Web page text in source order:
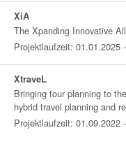
XiA
The Xpanding Innovative
Projektlaufzeit: 01.01.2025
XtraveL
Bringing tour planning to
hybrid travel planning and
Projektlaufzeit: 01.09.2022